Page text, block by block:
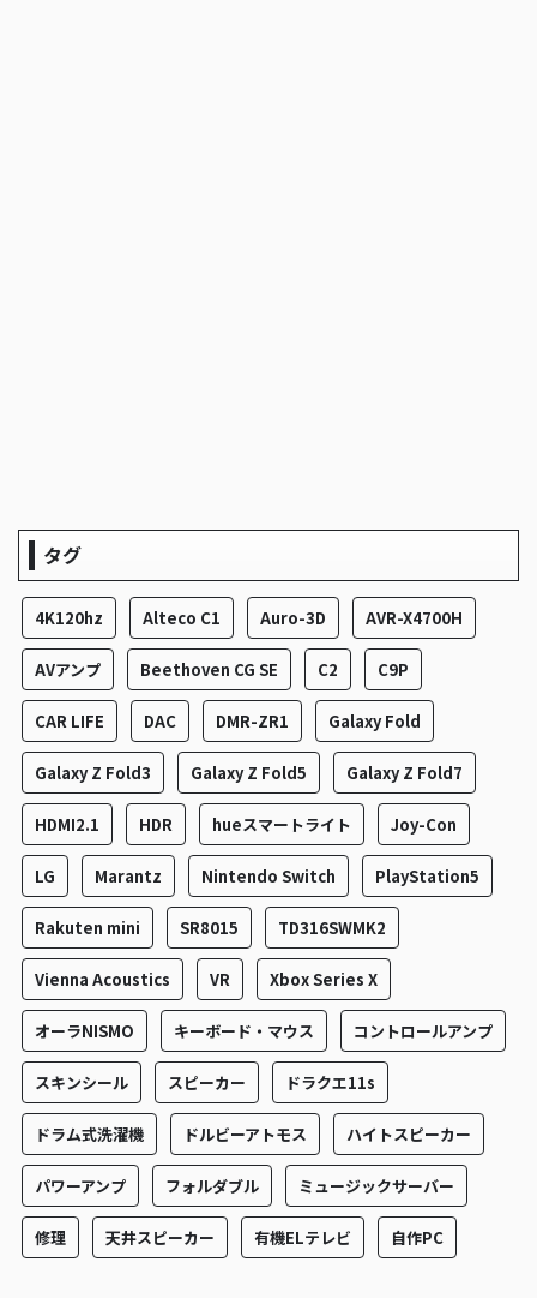
タグ
4K120hz Alteco C1 Auro-3D AVR-X4700H
AVアンプ Beethoven CG SE C2 C9P
CAR LIFE DAC DMR-ZR1 Galaxy Fold
Galaxy Z Fold3 Galaxy Z Fold5 Galaxy Z Fold7
HDMI2.1 HDR hueスマートライト Joy-Con
LG Marantz Nintendo Switch PlayStation5
Rakuten mini SR8015 TD316SWMK2
Vienna Acoustics VR Xbox Series X
オーラNISMO キーボード・マウス コントロールアンプ
スキンシール スピーカー ドラクエ11s
ドラム式洗濯機 ドルビーアトモス ハイトスピーカー
パワーアンプ フォルダブル ミュージックサーバー
修理 天井スピーカー 有機ELテレビ 自作PC